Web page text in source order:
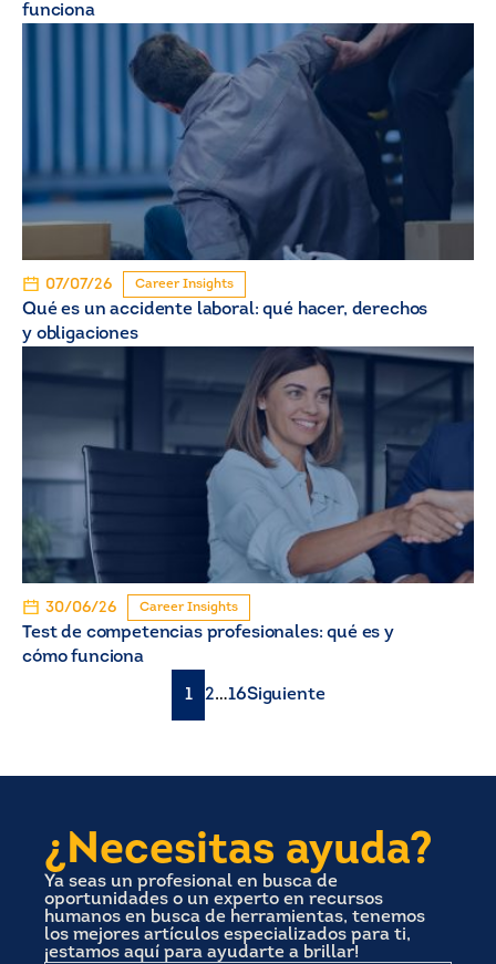
funciona
07/07/26 Career Insights
Qué es un accidente laboral: qué hacer, derechos
y obligaciones
30/06/26 Career Insights
Test de competencias profesionales: qué es y
cómo funciona
Paginación
1 2…16Siguiente
¿Necesitas ayuda?
Ya seas un profesional en busca de
oportunidades o un experto en recursos
humanos en busca de herramientas, tenemos
los mejores artículos especializados para ti,
¡estamos aquí para ayudarte a brillar!